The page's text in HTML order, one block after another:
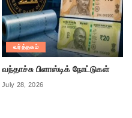
வர்த்தகம்
வந்தாச்சு பிளாஸ்டிக் நோட்டுகள்
July 28, 2026